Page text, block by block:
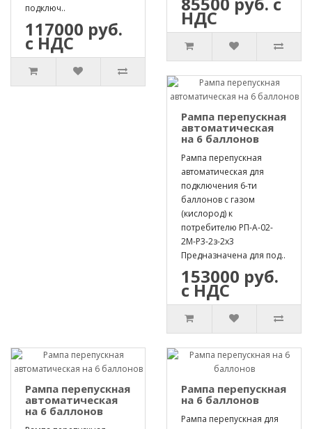
подключ..
117000 руб.
с НДС
НДС
Рампа перепускная
автоматическая
на 6 баллонов
Рампа перепускная
автоматическая для
подключения 6-ти
баллонов с газом
(кислород) к
потребителю РП-А-02-
2М-Р3-2з-2х3
Предназначена для под..
153000 руб.
с НДС
Рампа перепускная
автоматическая
на 6 баллонов
Рампа перепускная
на 6 баллонов
Рампа перепускная для